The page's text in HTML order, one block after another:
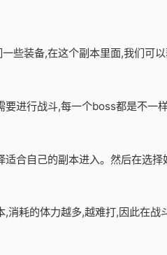
些装备,在这个副本里面,我们可
进行战斗,每一个boss都是不
合自己的副本进入。然后在选
消耗的体力越多,越难打,因此在